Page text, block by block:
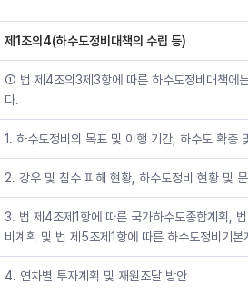
제1조의4(하수도정비대책의 수립 등)
① 법 제4조의3제3항에 따른 하수도정비대책에
다.
1. 하수도정비의 목표 및 이행 기간, 하수도 확충
2. 강우 및 침수 피해 현황, 하수도정비 현황 및
3. 법 제4조제1항에 따른 국가하수도종합계획,
비계획 및 법 제5조제1항에 따른 하수도정비기본
4. 연차별 투자계획 및 재원조달 방안